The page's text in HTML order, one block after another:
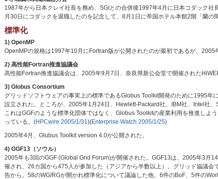
1987年から日本クレイ社長を務め、SGIとの合併後1997年4月に日本コダック
月30日にコダックを退職したのを記念して、8月1日に帝国ホテル本館2階「蘭の
標準化
1) OpenMP
OpenMPの規格は1997年10月にFortran版が公開されたのが最初であるが、
2) 高性能Fortran推進協議会
高性能Fortran推進協議会は、2005年9月7日、奈良県新公会堂で開催された
3) Globus Consortium
グリッドソフトウェアの事実上の標準であるGlobus Toolkit開発のために1995
設立された。ところが、2005年1月24日、Hewlett-Packard社、IBM社、Intel社
これはGGFのような標準化団体ではなく、Globus Toolkitの産業利用を推進し
っている。(HPCwire 2005/1/31)(Enterprise Watch 2005/1/25)
2005年4月、Glubus Toolkit version 4.0が公開された。
4) GGF13（ソウル）
2005年も3回のGGF (Global Grid Forum)が開催された。GGF13は、2005年3月
催され、26カ国から475人が参加した（アジアから半数以上）。グリッド協議会
告から。58のWG/RGが開かれ標準化について議論した他、6件のBoF、5件の